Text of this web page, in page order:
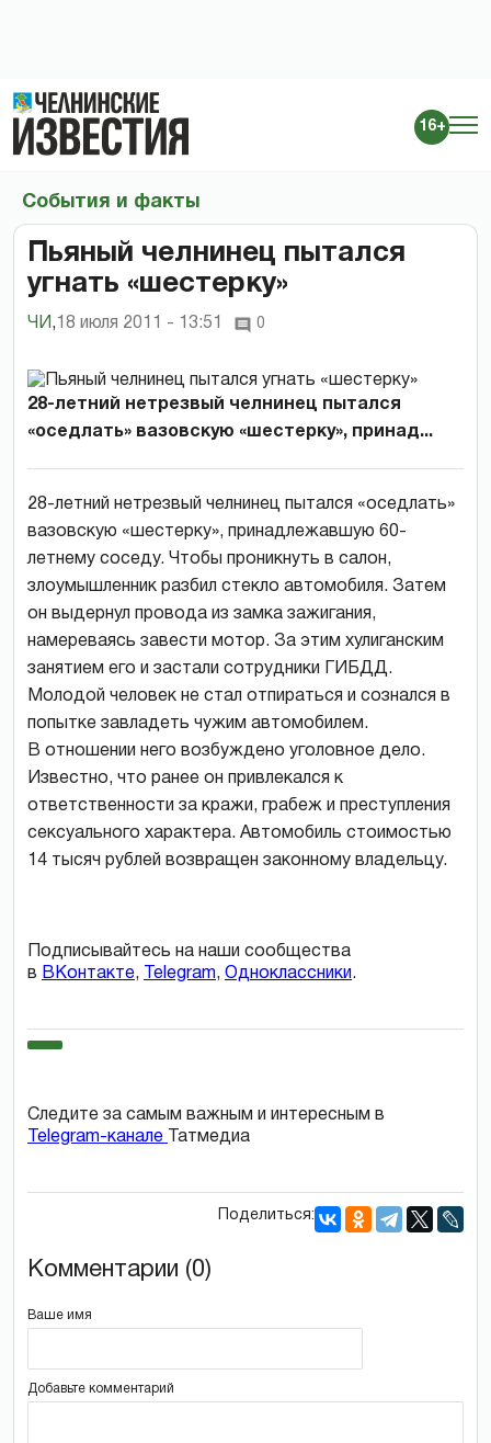
16+
События и факты
Пьяный челнинец пытался
угнать «шестерку»
ЧИ , 18 июля 2011 - 13:51 0
28-летний нетрезвый челнинец пытался
«оседлать» вазовскую «шестерку», принад...
28-летний нетрезвый челнинец пытался «оседлать»
вазовскую «шестерку», принадлежавшую 60-
летнему соседу. Чтобы проникнуть в салон,
злоумышленник разбил стекло автомобиля. Затем
он выдернул провода из замка зажигания,
намереваясь завести мотор. За этим хулиганским
занятием его и застали сотрудники ГИБДД.
Молодой человек не стал отпираться и сознался в
попытке завладеть чужим автомобилем.
В отношении него возбуждено уголовное дело.
Известно, что ранее он привлекался к
ответственности за кражи, грабеж и преступления
сексуального характера. Автомобиль стоимостью
14 тысяч рублей возвращен законному владельцу.
Подписывайтесь на наши сообщества
в ВКонтакте, Telegram, Одноклассники.
Следите за самым важным и интересным в
Telegram-канале
Татмедиа
Поделиться:
Комментарии (0)
Ваше имя
Добавьте комментарий